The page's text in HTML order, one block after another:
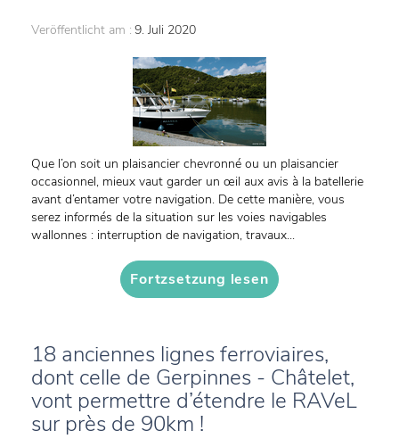
Veröffentlicht am : 9. Juli 2020
Que l’on soit un plaisancier chevronné ou un plaisancier
occasionnel, mieux vaut garder un œil aux avis à la batellerie
avant d’entamer votre navigation. De cette manière, vous
serez informés de la situation sur les voies navigables
wallonnes : interruption de navigation, travaux...
Fortzsetzung lesen
18 anciennes lignes ferroviaires,
dont celle de Gerpinnes - Châtelet,
vont permettre d’étendre le RAVeL
sur près de 90km !